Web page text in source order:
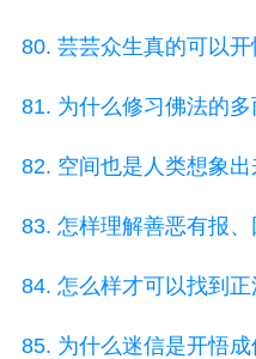
80. 芸芸众生真的可以开
81. 为什么修习佛法的多
82. 空间也是人类想象出
83. 怎样理解善恶有报、
84. 怎么样才可以找到正
85. 为什么迷信是开悟成